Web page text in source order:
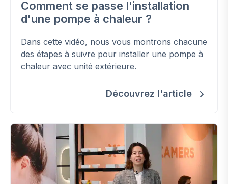
Comment se passe l'installation
d'une pompe à chaleur ?
Dans cette vidéo, nous vous montrons chacune
des étapes à suivre pour installer une pompe à
chaleur avec unité extérieure.
Découvrez l'article